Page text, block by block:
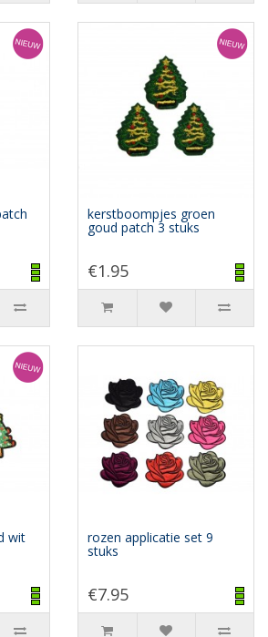
kerstboompjes groen
goud patch 3 stuks
€1.95
wit rozen applicatie set 9
stuks
€7.95